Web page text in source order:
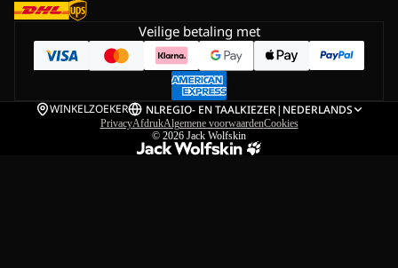
Veilige betaling met
WINKELZOEKER NLREGIO- EN TAALKIEZER| NEDERLANDS
PrivacyAfdrukAlgemene voorwaardenCookies
© 2026 Jack Wolfskin